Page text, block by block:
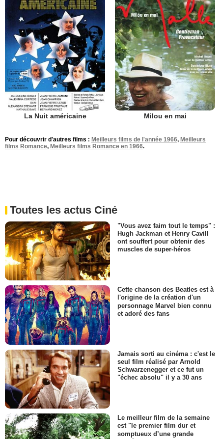
La Nuit américaine Milou en mai
Pour découvrir d'autres films : Meilleurs films de l'année 1966, Meilleurs
films Romance, Meilleurs films Romance en 1966.
Toutes les actus Ciné
"Vous avez faim tout le temps" :
Hugh Jackman et Henry Cavill
ont souffert pour obtenir des
muscles de super-héros
Cette chanson des Beatles est à
l'origine de la création d'un
personnage Marvel bien connu
et adoré des fans
Jamais sorti au cinéma : c'est le
seul film réalisé par Arnold
Schwarzenegger et ce fut un
"échec absolu" il y a 30 ans
Le meilleur film de la semaine
est "le premier film dur et
somptueux d’une grande